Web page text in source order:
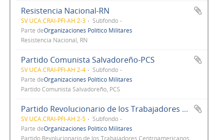
Resistencia Nacional-RN
SV UCA.CRAI-PFI-AH 2-3
Subfondo
Parte deOrganizaciones Político Militares
Resistencia Nacional, RN
Partido Comunista Salvadoreño-PCS
SV UCA.CRAI-PFI-AH 2-4
Subfondo
Parte deOrganizaciones Político Militares
Partido Comunista Salvadoreño, PCS
Partido Revolucionario de los Trabajadores Centroamericanos-PRTC
SV UCA.CRAI-PFI-AH 2-5
Subfondo
Parte deOrganizaciones Político Militares
Partido Revolucionario de los Trabajadores Centroamericanos,